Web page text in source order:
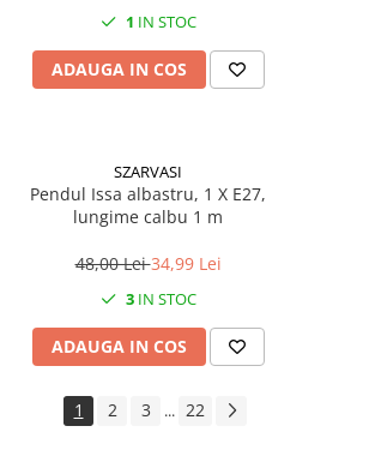
1 IN STOC
ADAUGA IN COS
SZARVASI
Pendul Issa albastru, 1 X E27,
lungime calbu 1 m
48,00 Lei34,99 Lei
3IN STOC
ADAUGA IN COS
1 2 3 ... 22